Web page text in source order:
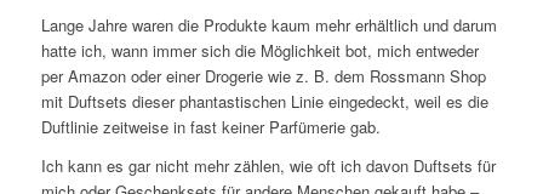
Lange Jahre waren die Produkte kaum mehr erhältlich und darum
hatte ich, wann immer sich die Möglichkeit bot, mich entweder
per Amazon oder einer Drogerie wie z. B. dem Rossmann Shop
mit Duftsets dieser phantastischen Linie eingedeckt, weil es die
Duftlinie zeitweise in fast keiner Parfümerie gab.
Ich kann es gar nicht mehr zählen, wie oft ich davon Duftsets für